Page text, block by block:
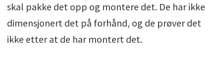
skal pakke det opp og montere det. De har ikke
dimensjonert det på forhånd, og de prøver det
ikke etter at de har montert det.